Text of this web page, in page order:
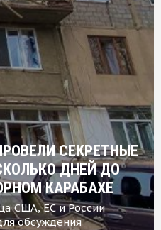
СЕКРЕТНЫЕ
ДНЕЙ ДО
КАРАБАХЕ
США, ЕС и России
обсуждения